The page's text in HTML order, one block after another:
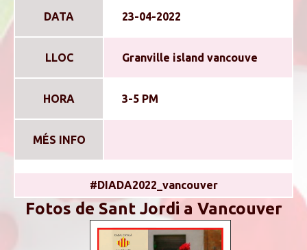
DATA 23-04-2022
LLOC Granville island vancouve
HORA 3-5 PM
MÉS INFO
#DIADA2022_vancouver
Fotos de Sant Jordi a Vancouver